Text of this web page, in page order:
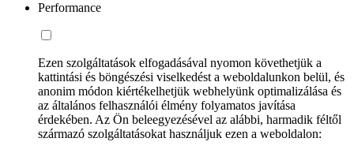
Performance
Ezen szolgáltatások elfogadásával nyomon követhetjük a
kattintási és böngészési viselkedést a weboldalunkon belül, és
anonim módon kiértékelhetjük webhelyünk optimalizálása és
az általános felhasználói élmény folyamatos javítása
érdekében. Az Ön beleegyezésével az alábbi, harmadik féltől
származó szolgáltatásokat használjuk ezen a weboldalon: